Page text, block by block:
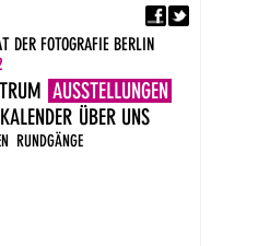
DER FOTOGRAFIE BERLIN
AUSSTELLUNGEN
RUNDGÄNGE
KALENDER ÜBER UNS